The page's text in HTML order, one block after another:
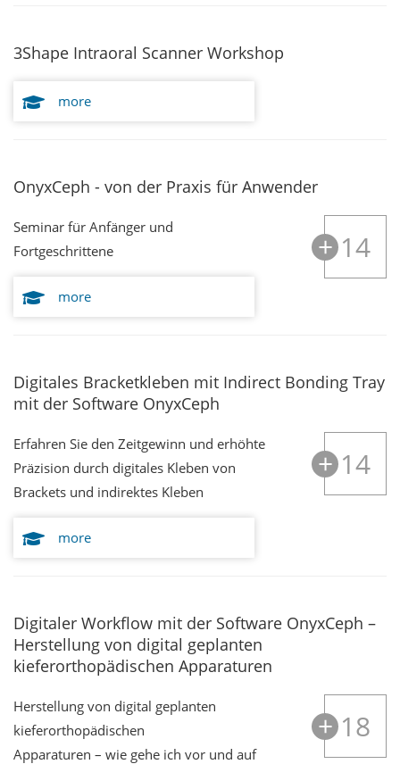
3Shape Intraoral Scanner Workshop
more
OnyxCeph - von der Praxis für Anwender
14
Seminar für Anfänger und
Fortgeschrittene
more
Digitales Bracketkleben mit Indirect Bonding Tray
mit der Software OnyxCeph
14
Erfahren Sie den Zeitgewinn und erhöhte
Präzision durch digitales Kleben von
Brackets und indirektes Kleben
more
Digitaler Workflow mit der Software OnyxCeph –
Herstellung von digital geplanten
kieferorthopädischen Apparaturen
18
Herstellung von digital geplanten
kieferorthopädischen
Apparaturen – wie gehe ich vor und auf